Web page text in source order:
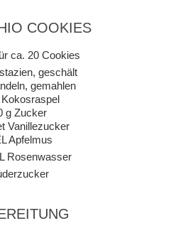
COOKIES
ca. 20 Cookies
geschält
gemahlen
Kokosraspel
g Zucker
Vanillezucker
Apfelmus
Rosenwasser